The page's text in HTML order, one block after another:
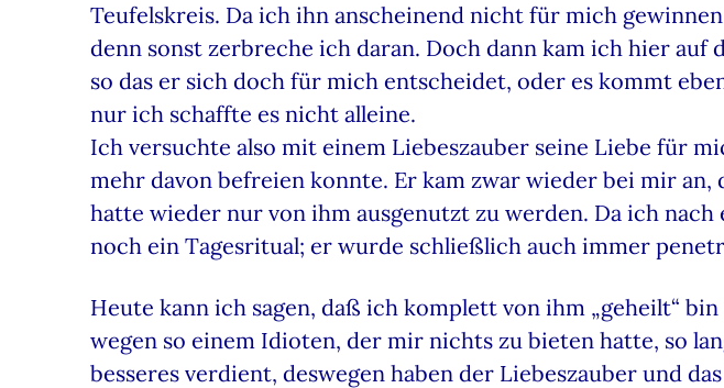
Teufelskreis. Da ich ihn anscheinend nicht für mich
denn sonst zerbreche ich daran. Doch dann kam ich hier
so das er sich doch für mich entscheidet, oder es kommt
nur ich schaffte es nicht alleine.
Ich versuchte also mit einem Liebeszauber seine Liebe für
mehr davon befreien konnte. Er kam zwar wieder bei mir
hatte wieder nur von ihm ausgenutzt zu werden. Da ich
noch ein Tagesritual; er wurde schließlich auch immer
Heute kann ich sagen, daß ich komplett von ihm „geheilt“
wegen so einem Idioten, der mir nichts zu bieten hatte, so
besseres verdient, deswegen haben der Liebeszauber und